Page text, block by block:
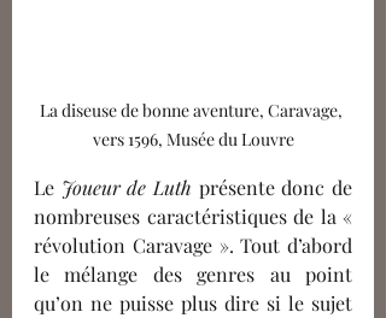
La diseuse de bonne aventure, Caravage,
vers 1596, Musée du Louvre
Le Joueur de Luth présente donc de
nombreuses caractéristiques de la «
révolution Caravage ». Tout d’abord
le mélange des genres au point
qu’on ne puisse plus dire si le sujet